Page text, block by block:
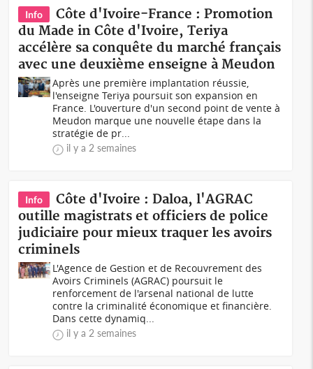
Info
Côte d'Ivoire-France : Promotion
du Made in Côte d'Ivoire, Teriya
accélère sa conquête du marché français
avec une deuxième enseigne à Meudon
Après une première implantation réussie,
l'enseigne Teriya poursuit son expansion en
France. L'ouverture d'un second point de vente à
Meudon marque une nouvelle étape dans la
stratégie de pr...
il y a 2 semaines
Info
Côte d'Ivoire : Daloa, l'AGRAC
outille magistrats et officiers de police
judiciaire pour mieux traquer les avoirs
criminels
L'Agence de Gestion et de Recouvrement des
Avoirs Criminels (AGRAC) poursuit le
renforcement de l'arsenal national de lutte
contre la criminalité économique et financière.
Dans cette dynamiq...
il y a 2 semaines